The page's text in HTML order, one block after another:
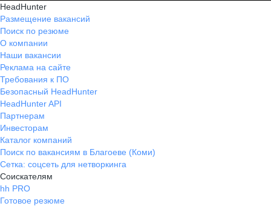
HeadHunter
Размещение вакансий
Поиск по резюме
О компании
Наши вакансии
Реклама на сайте
Требования к ПО
Безопасный HeadHunter
HeadHunter API
Партнерам
Инвесторам
Каталог компаний
Поиск по вакансиям в Благоеве (Коми)
Сетка: соцсеть для нетворкинга
Соискателям
hh PRO
Готовое резюме